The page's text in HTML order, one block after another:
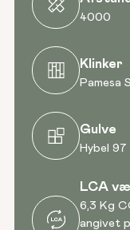
4000
Klinker
Pamesa
Gulve
Hybel 97
LCA
6,3 Kg
angivet